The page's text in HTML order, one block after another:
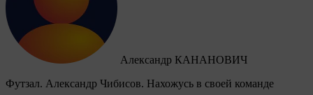
Александр КАНАНОВИЧ
Футзал. Александр Чибисов. Нахожусь в своей команде